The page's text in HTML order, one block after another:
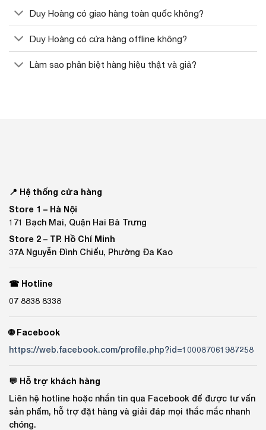
Duy Hoàng có giao hàng toàn quốc không?
Duy Hoàng có cửa hàng offline không?
Làm sao phân biệt hàng hiệu thật và giả?
📍 Hệ thống cửa hàng
Store 1 – Hà Nội
171 Bạch Mai, Quận Hai Bà Trưng
Store 2 – TP. Hồ Chí Minh
37A Nguyễn Đình Chiểu, Phường Đa Kao
☎ Hotline
07 8838 8338
🌐 Facebook
https://web.facebook.com/profile.php?id=100087061987258
💬 Hỗ trợ khách hàng
Liên hệ hotline hoặc nhắn tin qua Facebook để được tư vấn
sản phẩm, hỗ trợ đặt hàng và giải đáp mọi thắc mắc nhanh
chóng.